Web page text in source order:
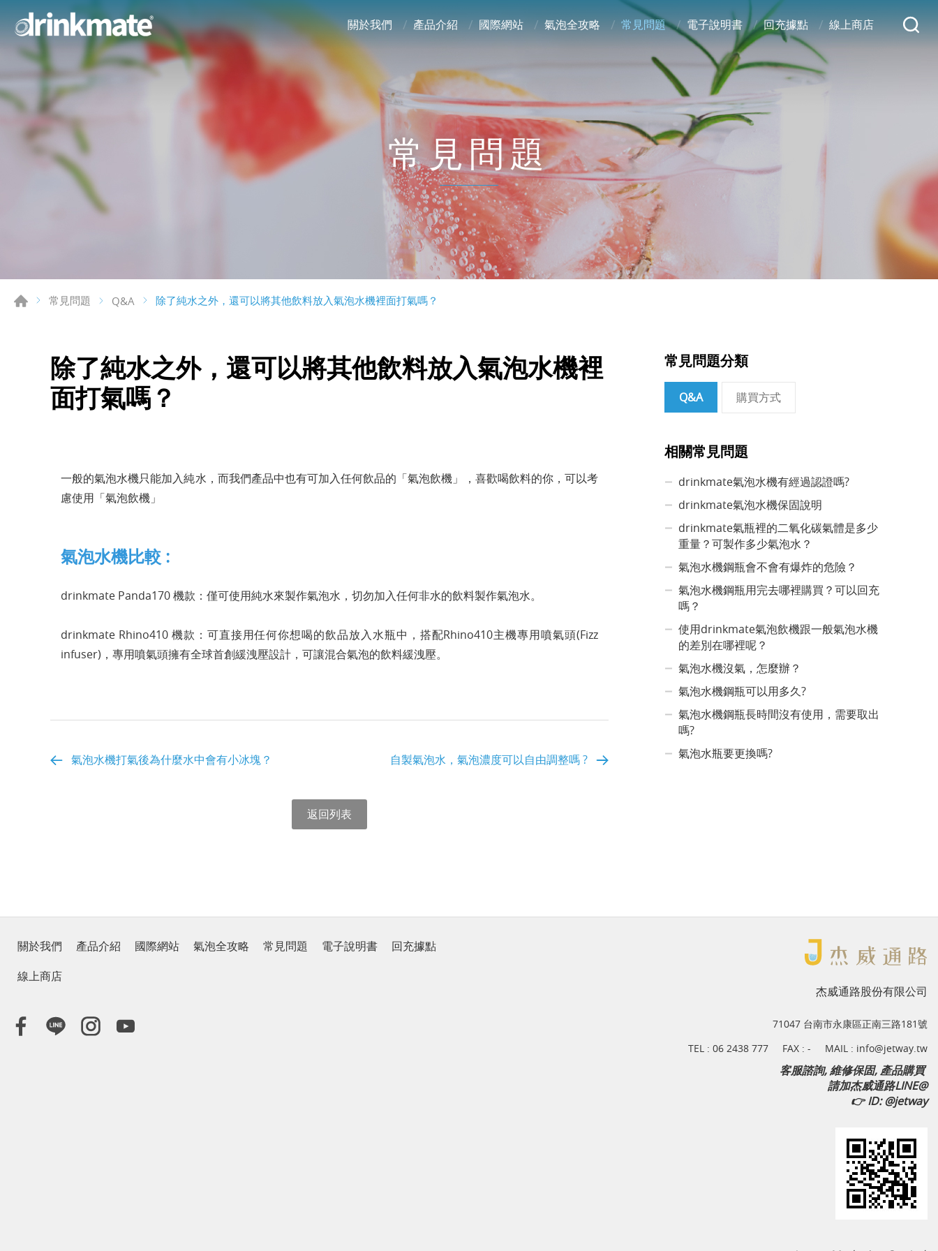
關於我們 產品介紹 國際網站 氣泡全攻略 常見問題 電子說明書 回充據點 線上商店
常見問題
常見問題 Q&A 除了純水之外，還可以將其他飲料放入氣泡水機裡面打氣嗎？
除了純水之外，還可以將其他飲料放入氣泡水機裡
面打氣嗎？
一般的氣泡水機只能加入純水，而我們產品中也有可加入任何飲品的「氣泡飲機」，喜歡喝飲料的你，可以考
慮使用「氣泡飲機」
氣泡水機比較 :
drinkmate Panda170 機款：僅可使用純水來製作氣泡水，切勿加入任何非水的飲料製作氣泡水。
drinkmate Rhino410 機款：可直接用任何你想喝的飲品放入水瓶中，搭配Rhino410主機專用噴氣頭(Fizz
infuser)，專用噴氣頭擁有全球首創緩洩壓設計，可讓混合氣泡的飲料緩洩壓。
氣泡水機打氣後為什麼水中會有小冰塊？ 自製氣泡水，氣泡濃度可以自由調整嗎 ?
返回列表
常見問題分類
Q&A 購買方式
相關常見問題
drinkmate氣泡水機有經過認證嗎?
drinkmate氣泡水機保固說明
drinkmate氣瓶裡的二氧化碳氣體是多少
重量？可製作多少氣泡水？
氣泡水機鋼瓶會不會有爆炸的危險？
氣泡水機鋼瓶用完去哪裡購買？可以回充
嗎？
使用drinkmate氣泡飲機跟一般氣泡水機
的差別在哪裡呢？
氣泡水機沒氣，怎麼辦？
氣泡水機鋼瓶可以用多久?
氣泡水機鋼瓶長時間沒有使用，需要取出
嗎?
氣泡水瓶要更換嗎?
關於我們 產品介紹 國際網站 氣泡全攻略 常見問題 電子說明書
回充據點
線上商店
杰威通路股份有限公司
71047 台南市永康區正南三路181號
TEL : 06 2438 777 FAX : - MAIL : info@jetway.tw
客服諮詢, 維修保固, 產品購買
請加杰威通路LINE@
👉ID: @jetway